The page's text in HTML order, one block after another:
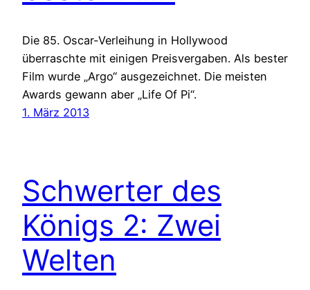
Die 85. Oscar-Verleihung in Hollywood
überraschte mit einigen Preisvergaben. Als bester
Film wurde „Argo“ ausgezeichnet. Die meisten
Awards gewann aber „Life Of Pi“.
1. März 2013
Schwerter des
Königs 2: Zwei
Welten